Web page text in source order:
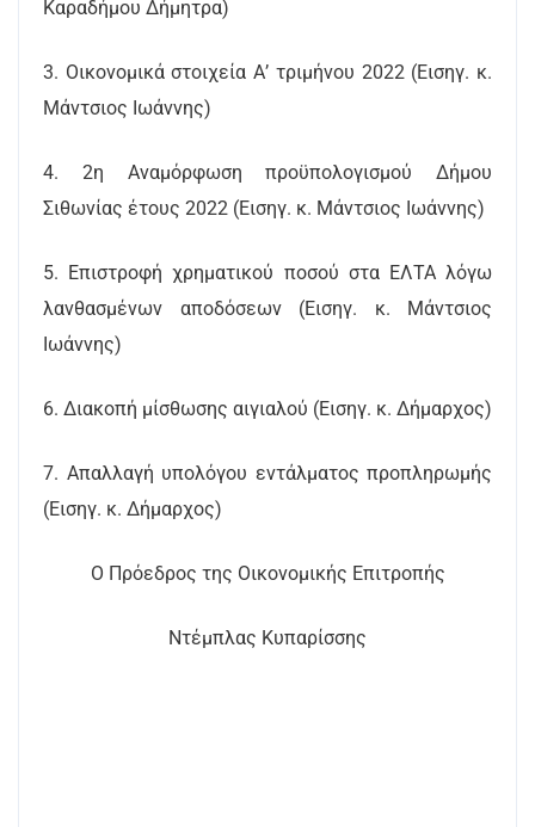
Καραδήμου Δήμητρα)
3. Οικονομικά στοιχεία Α’ τριμήνου 2022 (Εισηγ. κ.
Μάντσιος Ιωάννης)
4. 2η Αναμόρφωση προϋπολογισμού Δήμου
Σιθωνίας έτους 2022 (Εισηγ. κ. Μάντσιος Ιωάννης)
5. Επιστροφή χρηματικού ποσού στα ΕΛΤΑ λόγω
λανθασμένων αποδόσεων (Εισηγ. κ. Μάντσιος
Ιωάννης)
6. Διακοπή μίσθωσης αιγιαλού (Εισηγ. κ. Δήμαρχος)
7. Απαλλαγή υπολόγου εντάλματος προπληρωμής
(Εισηγ. κ. Δήμαρχος)
Ο Πρόεδρος της Οικονομικής Επιτροπής
Ντέμπλας Κυπαρίσσης